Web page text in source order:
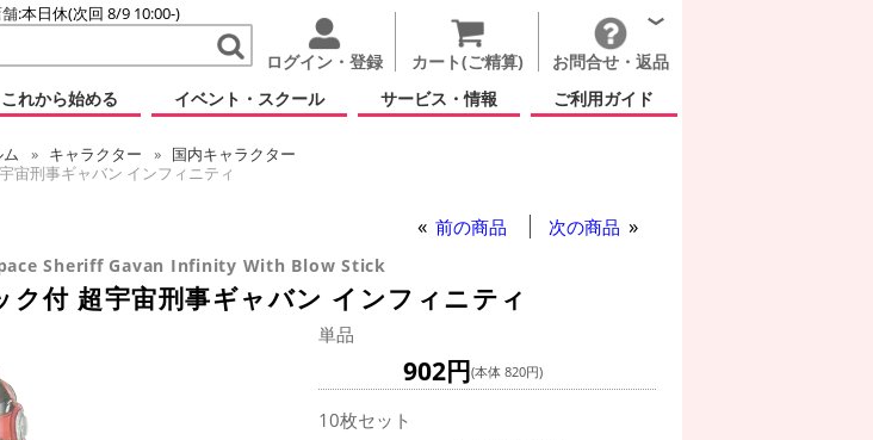
:本日休(次回 8/9 10:00-)
ログイン・登録 カート(ご精算)
お問合せ・返品
これから始める イベント・スクール サービス・情報 ご利用ガイド
キャラクター
国内キャラクター
宙刑事ギャバン インフィニティ
前の商品 次の商品
Sheriff Gavan Infinity With Blow Stick
ク付 超宇宙刑事ギャバン インフィニティ
単品
902円(本体 820円)
10枚セット